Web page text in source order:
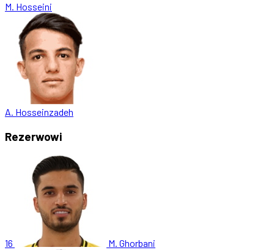
M. Hosseini
A. Hosseinzadeh
Rezerwowi
16 M. Ghorbani